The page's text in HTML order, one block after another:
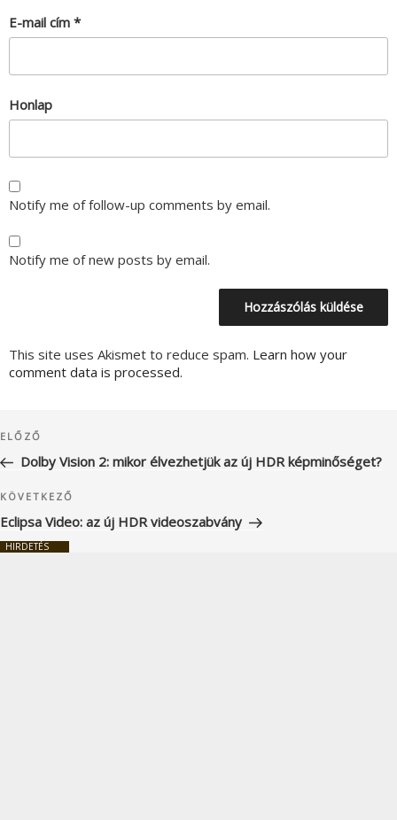
E-mail cím *
Honlap
Notify me of follow-up comments by email.
Notify me of new posts by email.
This site uses Akismet to reduce spam. Learn how your
comment data is processed.
navigáció
Korábbi
bejegyzés
ELŐZŐ
Dolby Vision 2: mikor élvezhetjük az új HDR képminőséget?
Következő
bejegyzés
KÖVETKEZŐ
Eclipsa Video: az új HDR videoszabvány
HIRDETÉS